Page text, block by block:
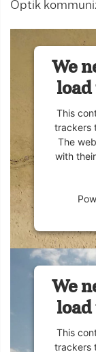
Optik
We
load
This
trackers
The
with
We
load
This
trackers